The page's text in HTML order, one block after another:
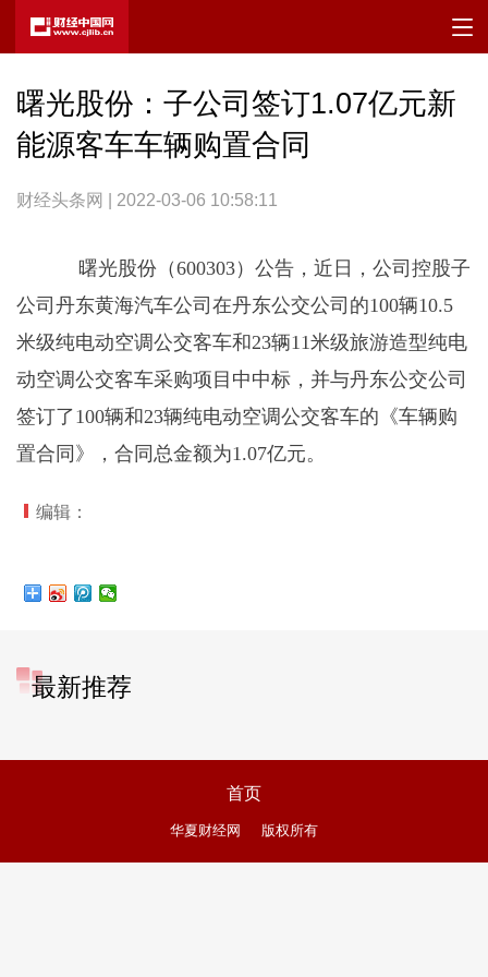
曙光股份：子公司签订1.07亿元新
能源客车车辆购置合同
财经头条网 | 2022-03-06 10:58:11
曙光股份（600303）公告，近日，公司控股子
公司丹东黄海汽车公司在丹东公交公司的100辆10.5
米级纯电动空调公交客车和23辆11米级旅游造型纯电
动空调公交客车采购项目中中标，并与丹东公交公司
签订了100辆和23辆纯电动空调公交客车的《车辆购
置合同》，合同总金额为1.07亿元。
编辑：
最新推荐
首页
华夏财经网 版权所有